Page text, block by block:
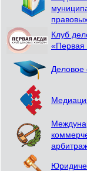
Клуб
«Первая
Деловое